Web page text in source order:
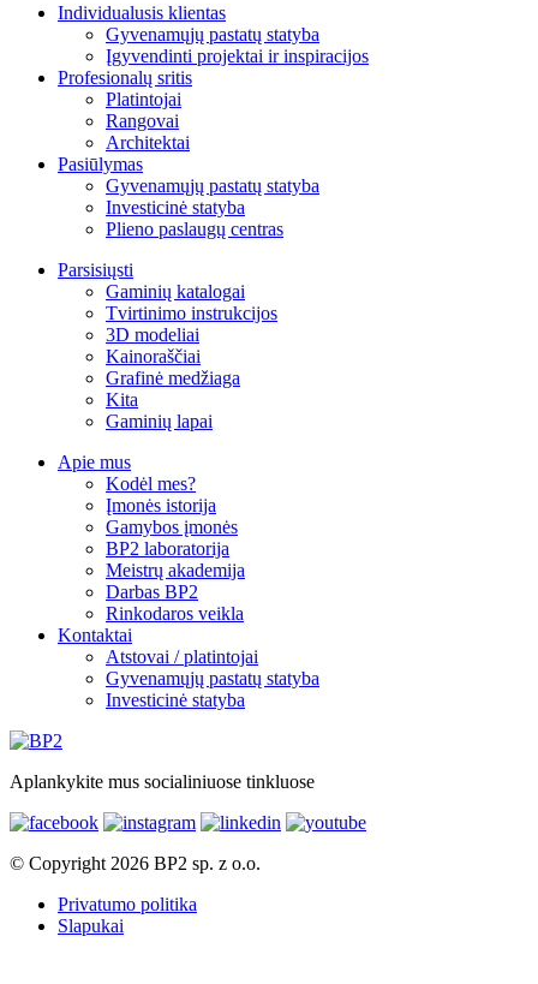
Individualusis klientas
Gyvenamųjų pastatų statyba
Įgyvendinti projektai ir inspiracijos
Profesionalų sritis
Platintojai
Rangovai
Architektai
Pasiūlymas
Gyvenamųjų pastatų statyba
Investicinė statyba
Plieno paslaugų centras
Parsisiųsti
Gaminių katalogai
Tvirtinimo instrukcijos
3D modeliai
Kainoraščiai
Grafinė medžiaga
Kita
Gaminių lapai
Apie mus
Kodėl mes?
Įmonės istorija
Gamybos įmonės
BP2 laboratorija
Meistrų akademija
Darbas BP2
Rinkodaros veikla
Kontaktai
Atstovai / platintojai
Gyvenamųjų pastatų statyba
Investicinė statyba
Aplankykite mus socialiniuose tinkluose
© Copyright 2026 BP2 sp. z o.o.
Privatumo politika
Slapukai